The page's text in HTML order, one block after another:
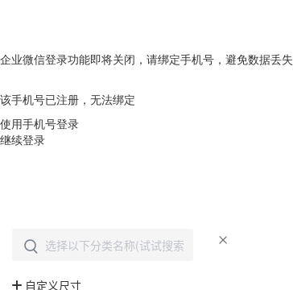
企业微信登录功能即将关闭，请绑定手机号，避免数据丢失
该手机号已注册，无法绑定
使用手机号登录
继续登录